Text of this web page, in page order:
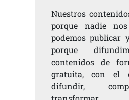
Nuestros
porque nadie
podemos publicar
porque
contenidos de
gratuita, con el
difundir,